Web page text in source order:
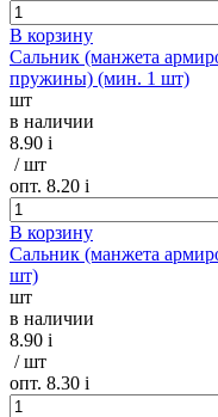
В корзину
Сальник (манжета
пружины) (мин. 1 шт)
шт
в наличии
8.90 i
/ шт
опт. 8.20 i
В корзину
Сальник (манжета
шт)
шт
в наличии
8.90 i
/ шт
опт. 8.30 i